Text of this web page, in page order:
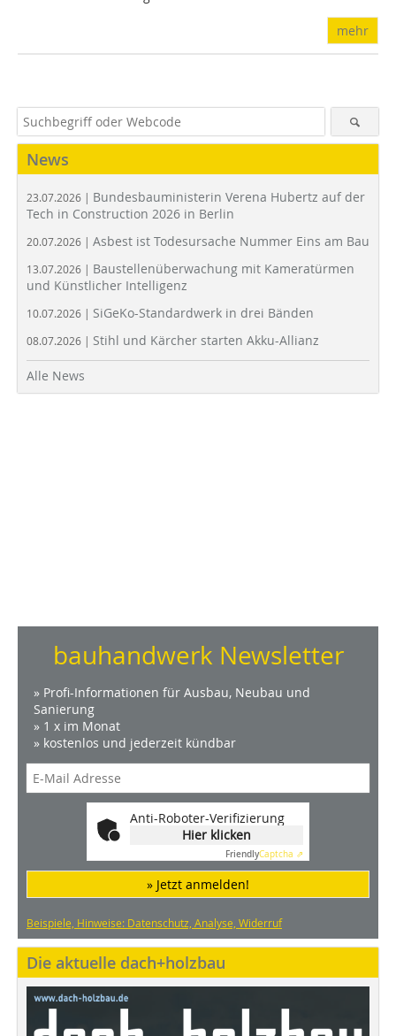
mehr
News
23.07.2026 | Bundesbauministerin Verena Hubertz auf der
Tech in Construction 2026 in Berlin
20.07.2026 | Asbest ist Todesursache Nummer Eins am Bau
13.07.2026 | Baustellenüberwachung mit Kameratürmen
und Künstlicher Intelligenz
10.07.2026 | SiGeKo-Standardwerk in drei Bänden
08.07.2026 | Stihl und Kärcher starten Akku-Allianz
Alle News
bauhandwerk Newsletter
» Profi-Informationen für Ausbau, Neubau und
Sanierung
» 1 x im Monat
» kostenlos und jederzeit kündbar
Anti-Roboter-Verifizierung
Hier klicken
FriendlyCaptcha ⇗
» Jetzt anmelden!
Beispiele, Hinweise: Datenschutz, Analyse, Widerruf
Die aktuelle dach+holzbau